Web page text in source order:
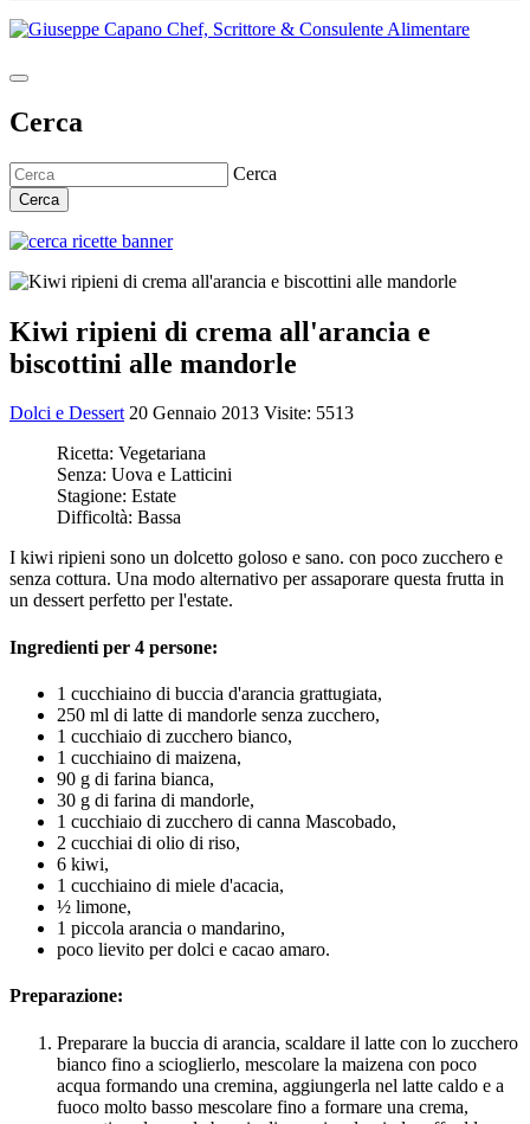
Cerca
Cerca
Cerca
Kiwi ripieni di crema all'arancia e
biscottini alle mandorle
Dolci e Dessert 20 Gennaio 2013 Visite: 5513
Ricetta: Vegetariana
Senza: Uova e Latticini
Stagione: Estate
Difficoltà: Bassa
I kiwi ripieni sono un dolcetto goloso e sano. con poco zucchero e
senza cottura. Una modo alternativo per assaporare questa frutta in
un dessert perfetto per l'estate.
Ingredienti per 4 persone:
1 cucchiaino di buccia d'arancia grattugiata,
250 ml di latte di mandorle senza zucchero,
1 cucchiaio di zucchero bianco,
1 cucchiaino di maizena,
90 g di farina bianca,
30 g di farina di mandorle,
1 cucchiaio di zucchero di canna Mascobado,
2 cucchiai di olio di riso,
6 kiwi,
1 cucchiaino di miele d'acacia,
½ limone,
1 piccola arancia o mandarino,
poco lievito per dolci e cacao amaro.
Preparazione:
Preparare la buccia di arancia, scaldare il latte con lo zucchero
bianco fino a scioglierlo, mescolare la maizena con poco
acqua formando una cremina, aggiungerla nel latte caldo e a
fuoco molto basso mescolare fino a formare una crema,